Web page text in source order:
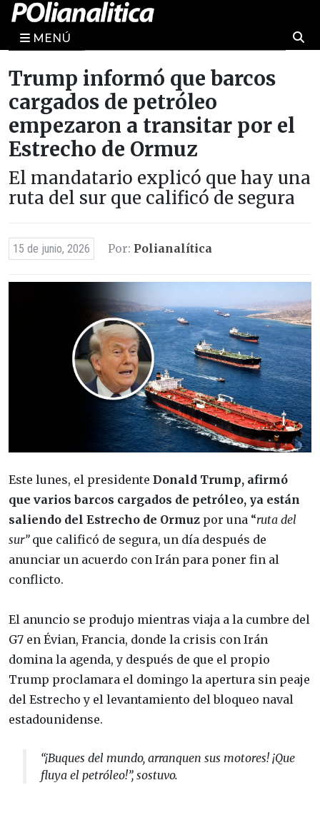
MENÚ
Trump informó que barcos
cargados de petróleo
empezaron a transitar por el
Estrecho de Ormuz
El mandatario explicó que hay una
ruta del sur que calificó de segura
15 de junio, 2026 Por: Polianalítica
Este lunes, el presidente Donald Trump, afirmó
que varios barcos cargados de petróleo, ya están
saliendo del Estrecho de Ormuz por una “ruta del
sur”que calificó de segura, un día después de
anunciar un acuerdo con Irán para poner fin al
conflicto.
El anuncio se produjo mientras viaja a la cumbre del
G7 en Évian, Francia, donde la crisis con Irán
domina la agenda, y después de que el propio
Trump proclamara el domingo la apertura sin peaje
del Estrecho y el levantamiento del bloqueo naval
estadounidense.
“¡Buques del mundo, arranquen sus motores! ¡Que
fluya el petróleo!”, sostuvo.